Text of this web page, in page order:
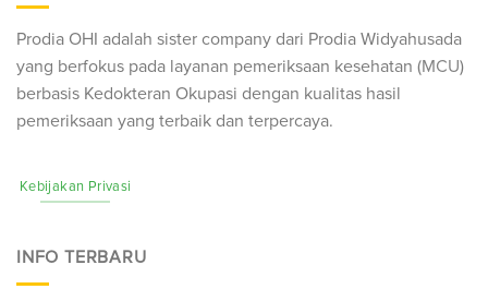
Prodia OHI adalah sister company dari Prodia Widyahusada
yang berfokus pada layanan pemeriksaan kesehatan (MCU)
berbasis Kedokteran Okupasi dengan kualitas hasil
pemeriksaan yang terbaik dan terpercaya.
Kebijakan Privasi
INFO TERBARU